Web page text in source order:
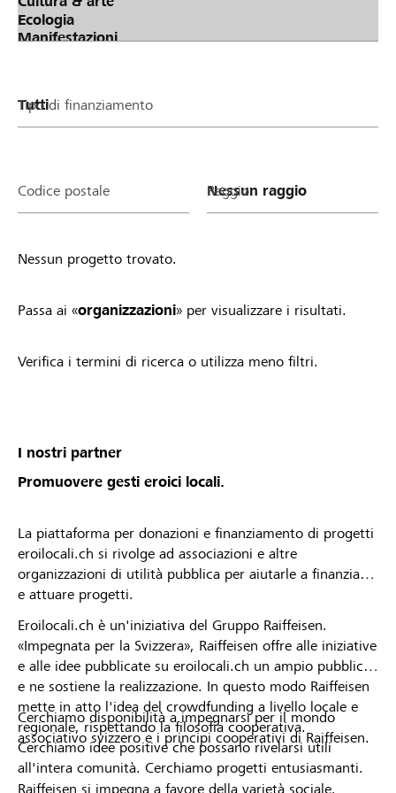
oder deinen Verein/deine Stiftung zu stimmen.
Phase 3: Verteilung Lokalbonus (Spendentopf von
ein Verein/eine Stiftung gesammelt hat, desto
startest oder ein Organisationsprofil auf
Voraussetzung: Dein Projekt ist gemeinnützig und
Stiftung ist in der Region aktiv. Zudem gelten die
allgemeinen Richtlinien von lokalhelden.ch * Unter
Organisation aktiv geschaltet wurde oder dein
Mittelbünden behält sich das Recht vor, Projekte
oder Organisationsprofile vom Lokalbonus
auszuschliessen.
Tipo di finanziamento
Codice postale Raggio
Nessun progetto trovato.
Passa ai «organizzazioni» per visualizzare i risultati.
Verifica i termini di ricerca o utilizza meno filtri.
I nostri partner
Promuovere gesti eroici locali.
La piattaforma per donazioni e finanziamento di progetti
eroilocali.ch si rivolge ad associazioni e altre
organizzazioni di utilità pubblica per aiutarle a finanziare
e attuare progetti.
Eroilocali.ch è un'iniziativa del Gruppo Raiffeisen.
«Impegnata per la Svizzera», Raiffeisen offre alle iniziative
e alle idee pubblicate su eroilocali.ch un ampio pubblico
e ne sostiene la realizzazione. In questo modo Raiffeisen
mette in atto l'idea del crowdfunding a livello locale e
regionale, rispettando la filosofia cooperativa.
Cerchiamo idee positive che possano rivelarsi utili
all'intera comunità. Cerchiamo progetti entusiasmanti.
Cerchiamo disponibilità a impegnarsi per il mondo
associativo svizzero e i principi cooperativi di Raiffeisen.
Raiffeisen si impegna a favore della varietà sociale,